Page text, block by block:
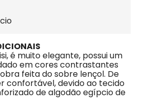
é muito elegante, possui um
em cores contrastantes
feita do sobre lençol. De
confortável, devido ao tecido
de algodão egípcio de